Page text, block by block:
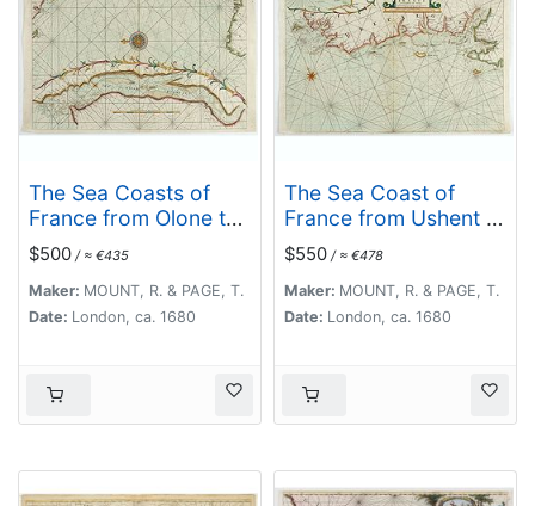
The Sea Coasts of
France from Olone to
Cape Machicaca in
Biscay . . .
$500 / ≈ €435
Maker: MOUNT, R. & PAGE, T.
Date: London, ca. 1680
The Sea Coast of
France from Ushent to
Olone.
$550 / ≈ €478
Maker: MOUNT, R. & PAGE, T.
Date: London, ca. 1680